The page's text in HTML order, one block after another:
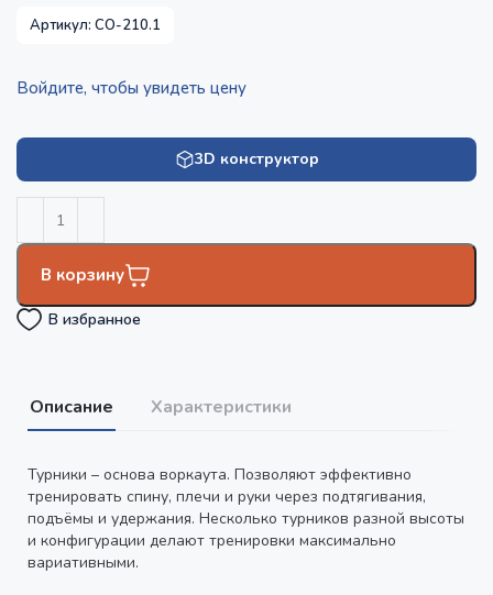
Артикул:СО-210.1
Войдите, чтобы увидеть цену
3D конструктор
В корзину
В избранное
Описание Характеристики
Турники – основа воркаута. Позволяют эффективно
тренировать спину, плечи и руки через подтягивания,
подъёмы и удержания. Несколько турников разной высоты
и конфигурации делают тренировки максимально
вариативными.